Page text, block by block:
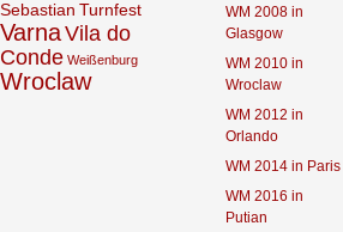
Sebastian Turnfest
VarnaVila do
Conde Weißenburg
Wroclaw
WM 2008 in
Glasgow
WM 2010 in
Wroclaw
WM 2012 in
Orlando
WM 2014 in Paris
WM 2016 in
Putian